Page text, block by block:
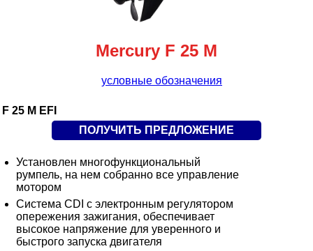
Mercury F 25 M
условные обозначения
F 25 M EFI
ПОЛУЧИТЬ ПРЕДЛОЖЕНИЕ
Установлен многофункциональный
румпель, на нем собранно все управление
мотором
Система CDI с электронным регулятором
опережения зажигания, обеспечивает
высокое напряжение для уверенного и
быстрого запуска двигателя